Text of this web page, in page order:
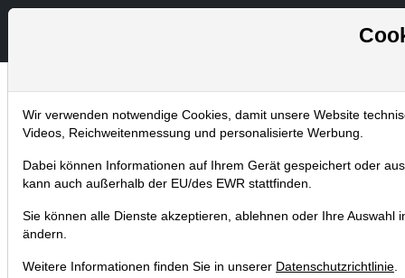
Chartanalysen
Home Blog Chartanalysen
Trotz
Unternehmensbeteiligung -
Wir verwenden notwendige Cookies, damit unsere Website
Videos, Reichweitenmessung und personalisierte Werbung.
Dabei können Informationen auf Ihrem Gerät gespeichert oder
kann auch außerhalb der EU/des EWR stattfinden.
Sie können alle Dienste akzeptieren, ablehnen oder Ihre
ändern.
Weitere Informationen finden Sie in unserer Datenschutzrichtlinie.